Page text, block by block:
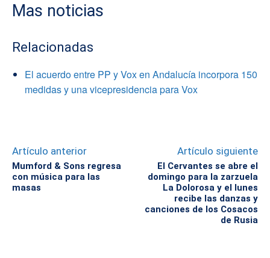
Mas noticias
Relacionadas
El acuerdo entre PP y Vox en Andalucía incorpora 150
medidas y una vicepresidencia para Vox
Artículo anterior
Mumford & Sons regresa
con música para las
masas
Artículo siguiente
El Cervantes se abre el
domingo para la zarzuela
La Dolorosa y el lunes
recibe las danzas y
canciones de los Cosacos
de Rusia